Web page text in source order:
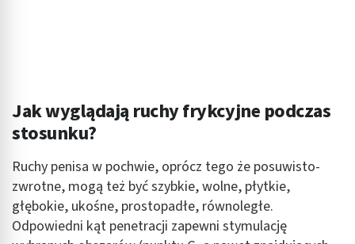
Jak wyglądają ruchy frykcyjne podczas
stosunku?
Ruchy penisa w pochwie, oprócz tego że posuwisto-
zwrotne, mogą też być szybkie, wolne, płytkie,
głębokie, ukośne, prostopadłe, równoległe.
Odpowiedni kąt penetracji zapewni stymulację